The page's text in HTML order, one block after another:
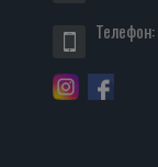
Телефон: